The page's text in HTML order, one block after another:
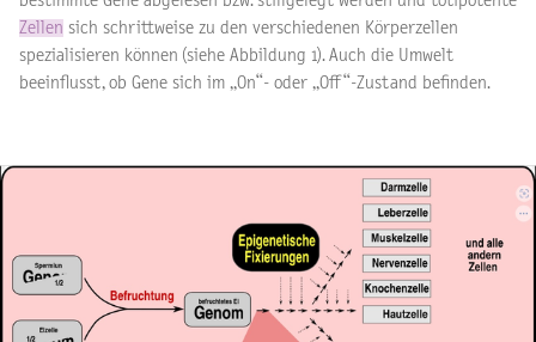
Zellen sich schrittweise zu den verschiedenen Körperzellen
spezialisieren können (siehe Abbildung 1). Auch die Umwelt
beeinflusst, ob Gene sich im „On“- oder „Off“-Zustand befinden.